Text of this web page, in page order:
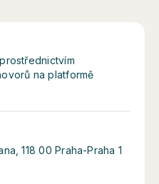
na platformě
118 00 Praha-Praha 1